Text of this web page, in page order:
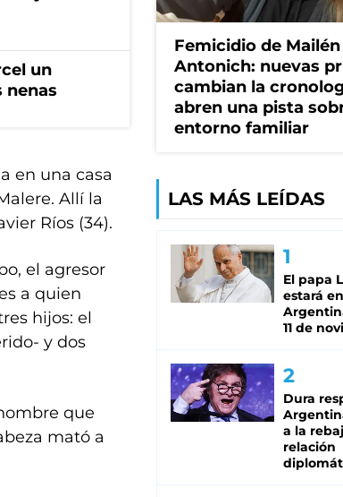
un
nenas
en una casa
Allí la
Ríos (34).
el agresor
a quien
hijos: el
y dos
que
mató a
Femicidio de Mailén
Antonich: nuevas
cambian la
abren una pista
entorno familiar
LAS MÁS LEÍDAS
El papa
estará
11 de
Dura
a la
relación